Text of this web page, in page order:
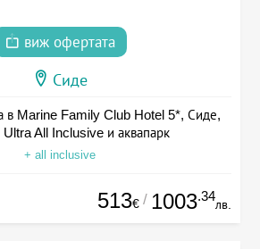
виж офертата
Сиде
в Marine Family Club Hotel 5*, Сиде,
Ultra All Inclusive и аквапарк
+ all inclusive
513€ / 1003.34
лв.